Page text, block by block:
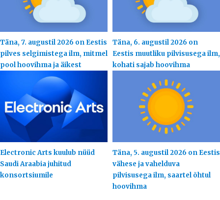
Täna, 7. augustil 2026 on Eestis
pilves selgimistega ilm, mitmel
pool hoovihma ja äikest
Täna, 6. augustil 2026 on
Eestis muutliku pilvisusega ilm,
kohati sajab hoovihma
Electronic Arts kuulub nüüd
Saudi Araabia juhitud
konsortsiumile
Täna, 5. augustil 2026 on Eestis
vähese ja vahelduva
pilvisusega ilm, saartel õhtul
hoovihma